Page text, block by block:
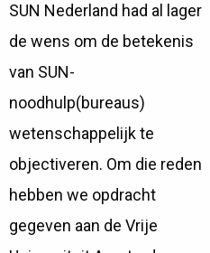
SUN Nederland had al lager
de wens om de betekenis
van SUN-
noodhulp(bureaus)
wetenschappelijk te
objectiveren. Om die reden
hebben we opdracht
gegeven aan de Vrije